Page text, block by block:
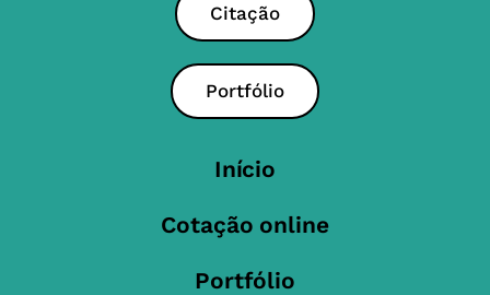
Citação
Portfólio
Início
Cotação online
Portfólio